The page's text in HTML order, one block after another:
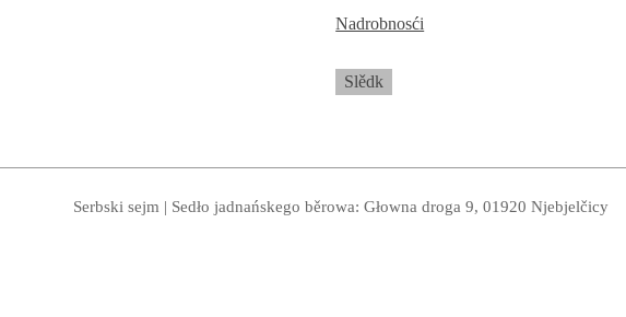
Nadrobnosći
Slědk
Serbski sejm | Sedło jadnańskego běrowa: Głowna droga 9, 01920 Njebjelčicy